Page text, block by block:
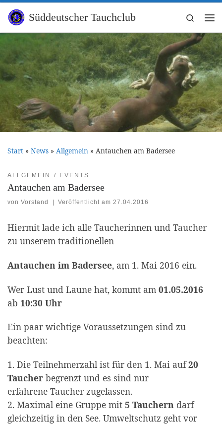
Zum Inhalt springen
Süddeutscher Tauchclub
Search
Start » News » Allgemein » Antauchen am Badersee
ALLGEMEIN EVENTS
Antauchen am Badersee
von Vorstand Veröffentlicht am27.04.2016
Hiermit lade ich alle Taucherinnen und Taucher
zu unserem traditionellen
Antauchen im Badersee, am 1. Mai 2016 ein.
Wer Lust und Laune hat, kommt am 01.05.2016
ab 10:30 Uhr
Ein paar wichtige Voraussetzungen sind zu
beachten:
1. Die Teilnehmerzahl ist für den 1. Mai auf20
Taucher begrenzt und es sind nur
erfahrene Taucher zugelassen.
2. Maximal eine Gruppe mit 5 Tauchern darf
gleichzeitig in den See. Umweltschutz geht vor